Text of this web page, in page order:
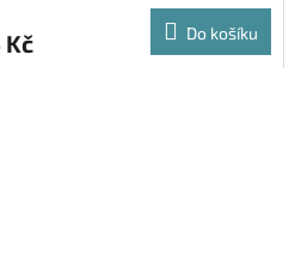
Kč Do košíku